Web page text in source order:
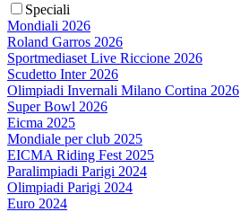
Speciali
Mondiali 2026
Roland Garros 2026
Sportmediaset Live Riccione 2026
Scudetto Inter 2026
Olimpiadi Invernali Milano Cortina 2026
Super Bowl 2026
Eicma 2025
Mondiale per club 2025
EICMA Riding Fest 2025
Paralimpiadi Parigi 2024
Olimpiadi Parigi 2024
Euro 2024